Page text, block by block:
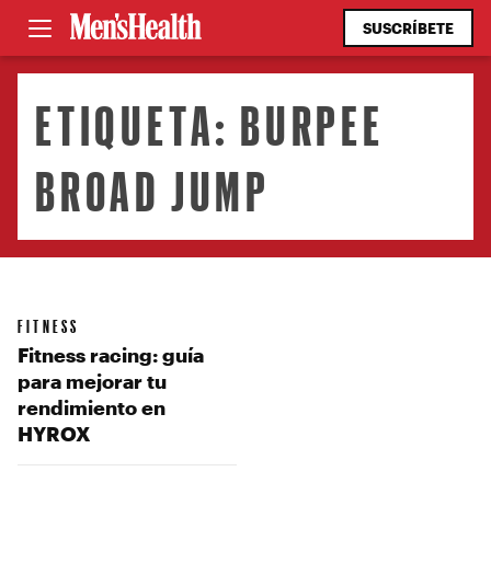
SUSCRÍBETE
ETIQUETA: BURPEE
BROAD JUMP
FITNESS
Fitness racing: guía
para mejorar tu
rendimiento en
HYROX